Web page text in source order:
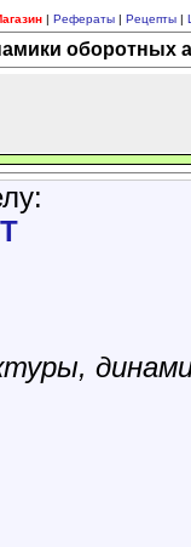
| Рефераты| Рецепты|
оборотных